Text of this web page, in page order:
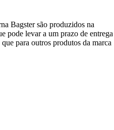
Bagster são produzidos na
pode levar a um prazo de entrega
para outros produtos da marca